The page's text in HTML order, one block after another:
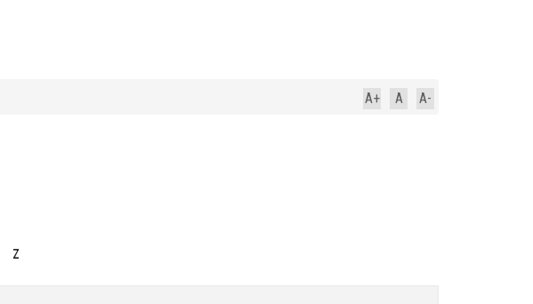
A-
A
A+
Z